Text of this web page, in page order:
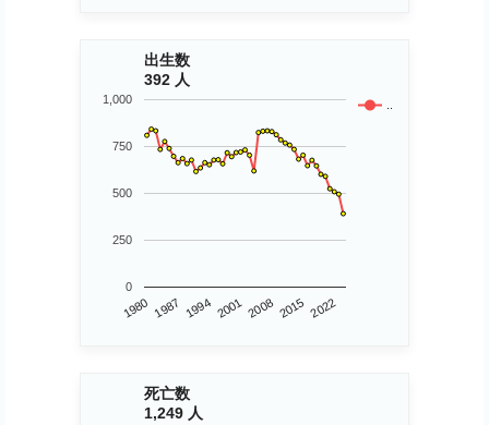
出生数
392 人
..
1980 1987 1994 2001 2008 2015 2022
0
250
500
750
1,000
死亡数
1,249 人